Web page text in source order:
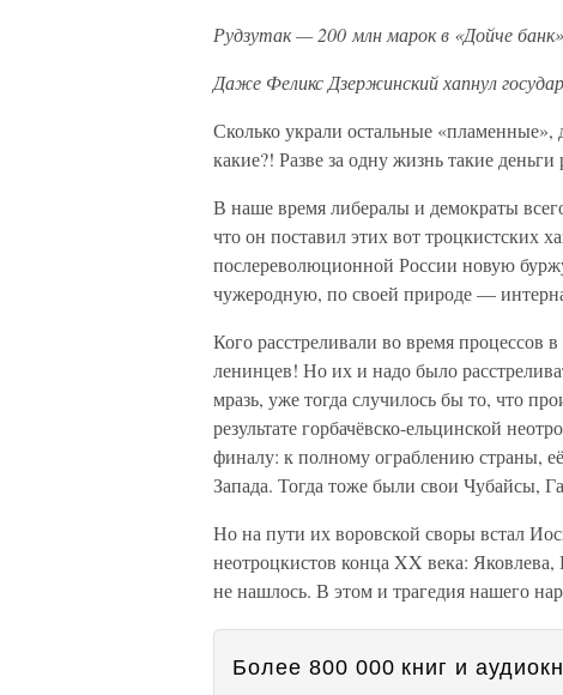
Рудзутак — 200 млн марок в «Дойче
Даже Феликс Дзержинский хапнул
Сколько украли остальные
какие?! Разве за одну жизнь такие деньги
В наше время либералы и демократы
что он поставил этих вот троцкистских
послереволюционной России новую
чужеродную, по своей природе —
Кого расстреливали во время процессов
ленинцев! Но их и надо было
мразь, уже тогда случилось бы то, что
результате горбачёвско-ельцинской
финалу: к полному ограблению страны,
Запада. Тогда тоже были свои Чубайсы,
Но на пути их воровской своры встал
неотроцкистов конца XX века:
не нашлось. В этом и трагедия нашего
Более 800 000 книг и